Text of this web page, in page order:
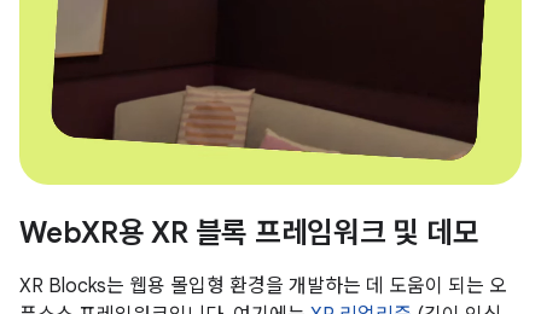
WebXR용 XR 블록 프레임워크 및 데모
XR Blocks는 웹용 몰입형 환경을 개발하는 데 도움이 되는 오